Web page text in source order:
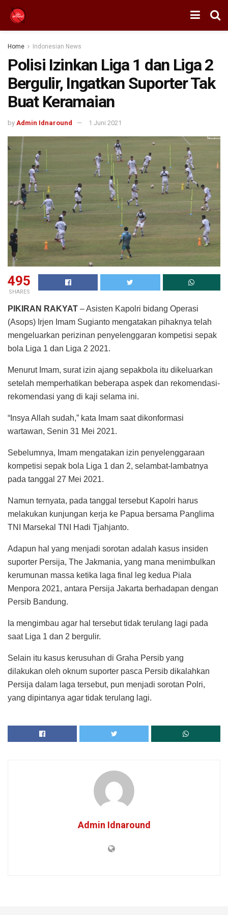
Home Indonesian News
Polisi Izinkan Liga 1 dan Liga 2
Bergulir, Ingatkan Suporter Tak
Buat Keramaian
by Admin Idnaround 1 Juni 2021
495
SHARES
PIKIRAN RAKYAT – Asisten Kapolri bidang Operasi
(Asops) Irjen Imam Sugianto mengatakan pihaknya telah
mengeluarkan perizinan penyelenggaran kompetisi sepak
bola Liga 1 dan Liga 2 2021.
Menurut Imam, surat izin ajang sepakbola itu dikeluarkan
setelah memperhatikan beberapa aspek dan rekomendasi-
rekomendasi yang di kaji selama ini.
“Insya Allah sudah,” kata Imam saat dikonformasi
wartawan, Senin 31 Mei 2021.
Sebelumnya, Imam mengatakan izin penyelenggaraan
kompetisi sepak bola Liga 1 dan 2, selambat-lambatnya
pada tanggal 27 Mei 2021.
Namun ternyata, pada tanggal tersebut Kapolri harus
melakukan kunjungan kerja ke Papua bersama Panglima
TNI Marsekal TNI Hadi Tjahjanto.
Adapun hal yang menjadi sorotan adalah kasus insiden
suporter Persija, The Jakmania, yang mana menimbulkan
kerumunan massa ketika laga final leg kedua Piala
Menpora 2021, antara Persija Jakarta berhadapan dengan
Persib Bandung.
Ia mengimbau agar hal tersebut tidak terulang lagi pada
saat Liga 1 dan 2 bergulir.
Selain itu kasus kerusuhan di Graha Persib yang
dilakukan oleh oknum suporter pasca Persib dikalahkan
Persija dalam laga tersebut, pun menjadi sorotan Polri,
yang dipintanya agar tidak terulang lagi.
Admin Idnaround